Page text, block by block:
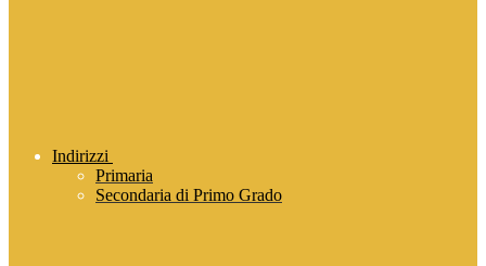
Indirizzi
Primaria
Secondaria di Primo Grado